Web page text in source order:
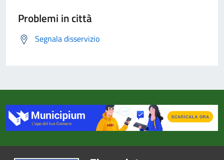
Problemi in città
Segnala disservizio